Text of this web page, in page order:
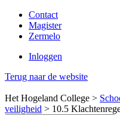
Contact
Magister
Zermelo
Inloggen
Terug naar de website
Het Hogeland College >
veiligheid > 10.5